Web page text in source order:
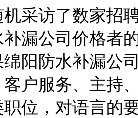
访了数家招聘
补漏公司价格者
阳防水补漏公
客户服务、主持
位，对语言的